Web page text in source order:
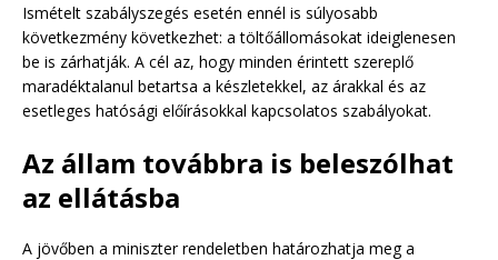
Ismételt szabályszegés esetén ennél is súlyosabb
következmény következhet: a töltőállomásokat ideiglenesen
be is zárhatják. A cél az, hogy minden érintett szereplő
maradéktalanul betartsa a készletekkel, az árakkal és az
esetleges hatósági előírásokkal kapcsolatos szabályokat.
Az állam továbbra is beleszólhat
az ellátásba
A jövőben a miniszter rendeletben határozhatja meg a